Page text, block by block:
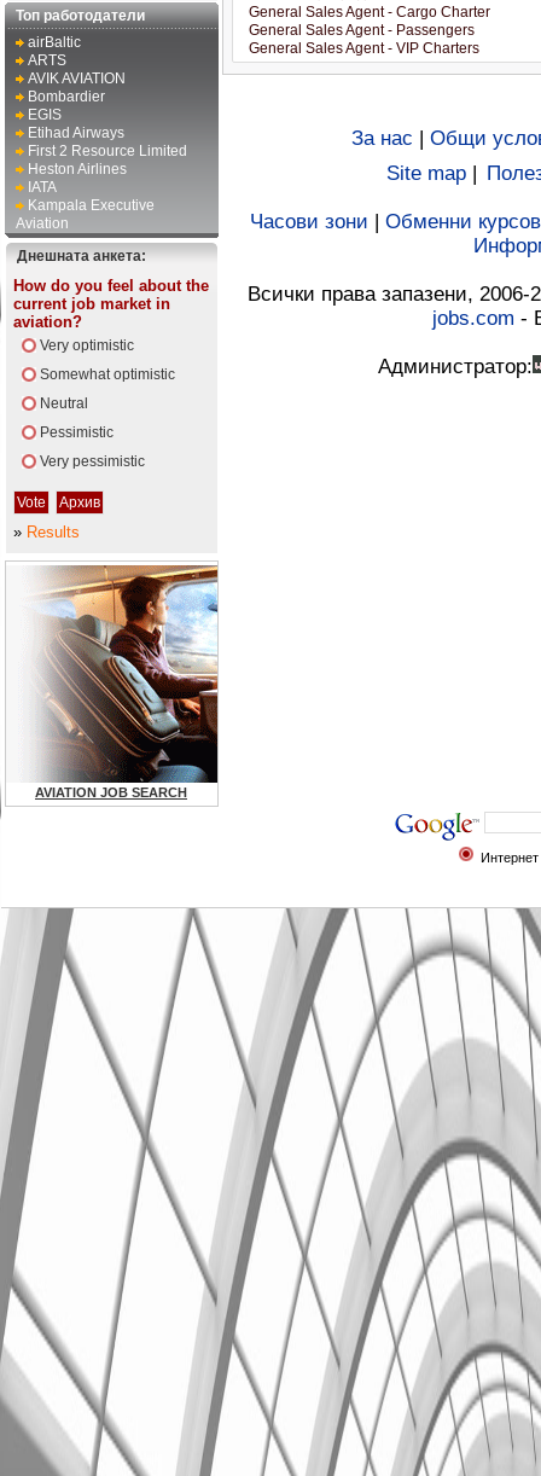
Топ работодатели
airBaltic
ARTS
AVIK AVIATION
Bombardier
EGIS
Etihad Airways
First 2 Resource Limited
Heston Airlines
IATA
Kampala Executive
Aviation
Днешната анкета:
How do you feel about the
current job market in
aviation?
Very optimistic
Somewhat optimistic
Neutral
Pessimistic
Very pessimistic
» Results
AVIATION JOB SEARCH
За нас | Общи
Site map |
Часови зони | Обменни
Всички права запазени,
jobs.com -
Администратор:
Интернет